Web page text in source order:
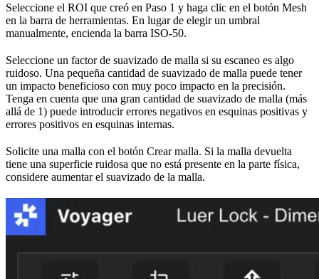
Seleccione el ROI que creó en Paso 1 y haga clic en el botón Mesh
en la barra de herramientas. En lugar de elegir un umbral
manualmente, encienda la barra ISO-50.
Seleccione un factor de suavizado de malla si su escaneo es algo
ruidoso. Una pequeña cantidad de suavizado de malla puede tener
un impacto beneficioso con muy poco impacto en la precisión.
Tenga en cuenta que una gran cantidad de suavizado de malla (más
allá de 1) puede introducir errores negativos en esquinas positivas y
errores positivos en esquinas internas.
Solicite una malla con el botón Crear malla. Si la malla devuelta
tiene una superficie ruidosa que no está presente en la parte física,
considere aumentar el suavizado de la malla.